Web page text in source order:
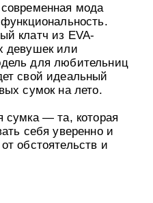
мода
клатч из EVA-
девушек или
для любительниц
свой идеальный
сумок на лето.
сумка — та, которая
себя уверенно и
обстоятельств и